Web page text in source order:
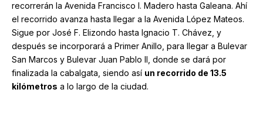
recorrerán la Avenida Francisco I. Madero hasta Galeana. Ahí
el recorrido avanza hasta llegar a la Avenida López Mateos.
Sigue por José F. Elizondo hasta Ignacio T. Chávez, y
después se incorporará a Primer Anillo, para llegar a Bulevar
San Marcos y Bulevar Juan Pablo II, donde se dará por
finalizada la cabalgata, siendo así un recorrido de 13.5
kilómetros a lo largo de la ciudad.